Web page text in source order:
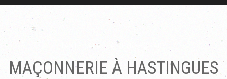
TASTET ALAIN À PEYREHORADE
MAÇONNERIE À HASTINGUES